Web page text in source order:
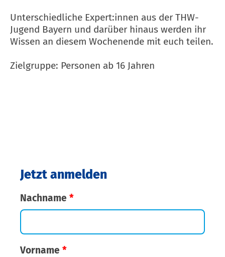
Unterschiedliche Expert:innen aus der THW-
Jugend Bayern und darüber hinaus werden ihr
Wissen an diesem Wochenende mit euch teilen.
Zielgruppe: Personen ab 16 Jahren
Jetzt anmelden
Nachname *
Vorname *